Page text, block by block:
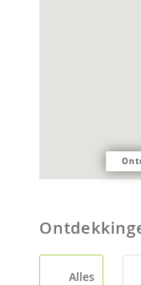
Alles